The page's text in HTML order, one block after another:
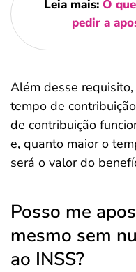
Leia mais: O
pedir a
Além desse
tempo de
de contribuição
e, quanto maior o
será o valor do
Posso me
mesmo sem
ao INSS?